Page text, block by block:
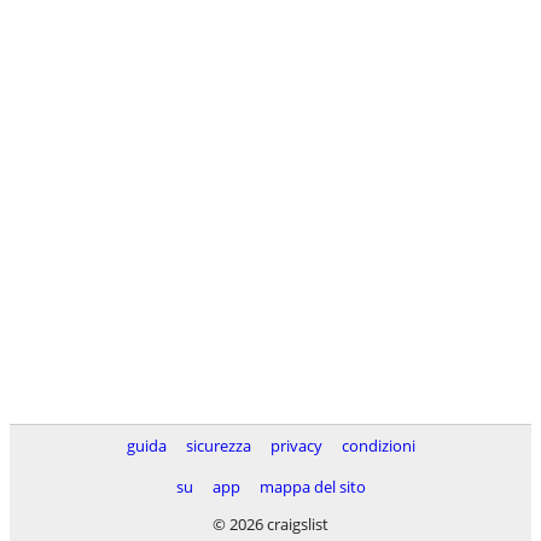
guida sicurezza privacy
condizioni
su
app
mappa del sito
© 2026 craigslist